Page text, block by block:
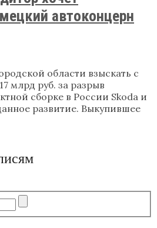
автоконцерн
области взыскать с
млрд руб. за разрыв
сборке в России Skoda и
развитие. Выкупившее